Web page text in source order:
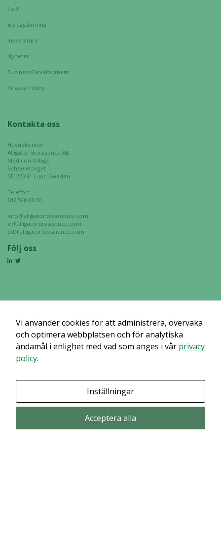
FoU
Bolagsstyrning
Investerare
Nyheter
Business Development
Privacy Policy
Kontakta oss
Huvudkontor
Alligator Bioscience AB
Medicon Village
Scheeletorget 1
SE-223 81 Lund Sweden
Telefon:
046 540 82 00
info@alligatorbioscience.com
ir@alligatorbioscience.com
bd@alligatorbioscience.com
Följ oss
Vi använder cookies för att administrera, övervaka
och optimera webbplatsen och för analytiska
ändamål i enlighet med vad som anges i vår privacy
policy.
Inställningar
Acceptera alla